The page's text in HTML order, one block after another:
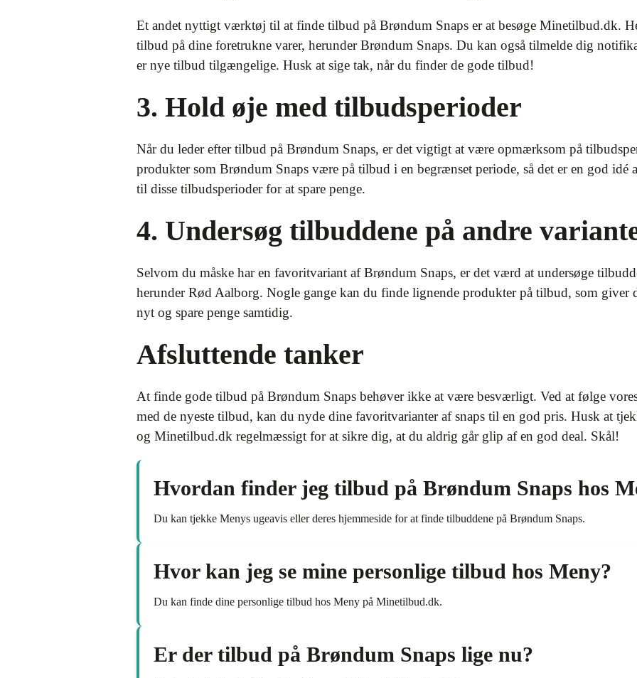
Et andet nyttigt værktøj til at finde tilbud på Brøndum Snaps er at besøge Minetilbud.dk.
tilbud på dine foretrukne varer, herunder Brøndum Snaps. Du kan også tilmelde dig
er nye tilbud tilgængelige. Husk at sige tak, når du finder de gode tilbud!
3. Hold øje med tilbudsperioder
Når du leder efter tilbud på Brøndum Snaps, er det vigtigt at være opmærksom på
produkter som Brøndum Snaps være på tilbud i en begrænset periode, så det er en god
til disse tilbudsperioder for at spare penge.
4. Undersøg tilbuddene på andre
Selvom du måske har en favoritvariant af Brøndum Snaps, er det værd at undersøge
herunder Rød Aalborg. Nogle gange kan du finde lignende produkter på tilbud, som giver
nyt og spare penge samtidig.
Afsluttende tanker
At finde gode tilbud på Brøndum Snaps behøver ikke at være besværligt. Ved at følge
med de nyeste tilbud, kan du nyde dine favoritvarianter af snaps til en god pris. Husk at
og Minetilbud.dk regelmæssigt for at sikre dig, at du aldrig går glip af en god deal. Skål!
Hvordan finder jeg tilbud på Brøndum Snaps hos
Du kan tjekke Menys ugeavis eller deres hjemmeside for at finde tilbuddene på Brøndum Snaps.
Hvor kan jeg se mine personlige tilbud hos Meny?
Du kan finde dine personlige tilbud hos Meny på Minetilbud.dk.
Er der tilbud på Brøndum Snaps lige nu?